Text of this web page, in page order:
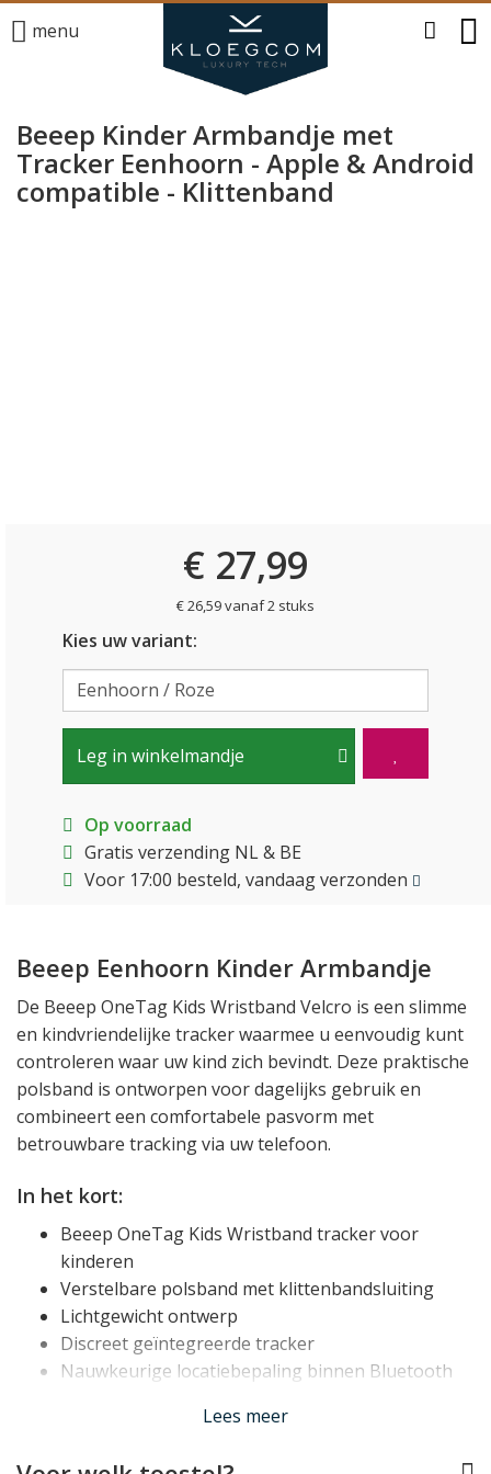
menu
Beeep Kinder Armbandje met
Tracker Eenhoorn - Apple & Android
compatible - Klittenband
€ 27,99
€ 26,59 vanaf 2 stuks
Kies uw variant:
Leg in winkelmandje
Op voorraad
Gratis verzending NL & BE
Voor 17:00 besteld, vandaag verzonden
Beeep Eenhoorn Kinder Armbandje
De Beeep OneTag Kids Wristband Velcro is een slimme
en kindvriendelijke tracker waarmee u eenvoudig kunt
controleren waar uw kind zich bevindt. Deze praktische
polsband is ontworpen voor dagelijks gebruik en
combineert een comfortabele pasvorm met
betrouwbare tracking via uw telefoon.
In het kort:
Beeep OneTag Kids Wristband tracker voor
kinderen
Verstelbare polsband met klittenbandsluiting
Lichtgewicht ontwerp
Discreet geïntegreerde tracker
Nauwkeurige locatiebepaling binnen Bluetooth
Werkt met Apple Zoek mijn netwerk of Android
Lees meer